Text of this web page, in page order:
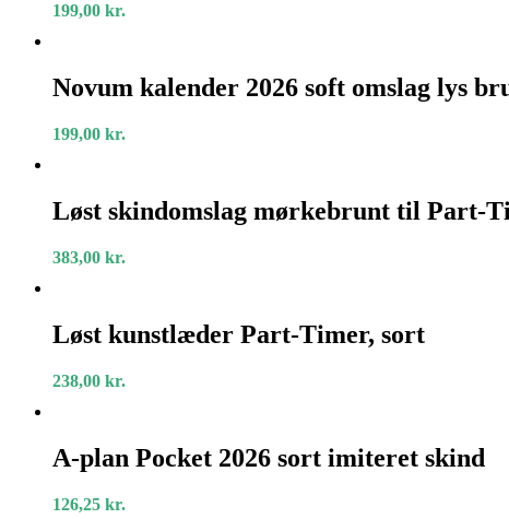
sort
199,00 kr.
kalender
2026
omslag
Novum kalender 2026 soft omslag lys
199,00 kr.
skindomslag
mørkebrunt
Part-
Løst skindomslag mørkebrunt til Part-
383,00 kr.
kunstlæder
Part-
sort
Løst kunstlæder Part-Timer, sort
238,00 kr.
plan
Pocket
sort
A-plan Pocket 2026 sort imiteret skind
126,25 kr.